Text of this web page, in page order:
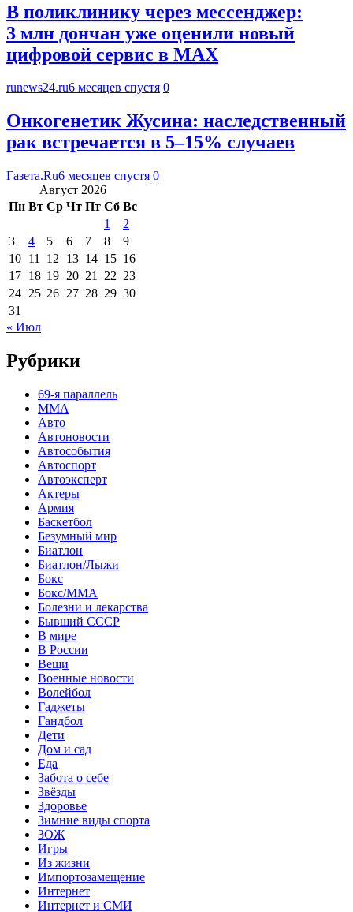
В поликлинику через мессенджер:
3 млн дончан уже оценили новый
цифровой сервис в MAX
runews24.ru6 месяцев спустя 0
Онкогенетик Жусина: наследственный
рак встречается в 5–15% случаев
Газета.Ru6 месяцев спустя 0
Август 2026
Пн Вт Ср Чт Пт Сб Вс
1
2
3
4 5 6 7 8
9
10 11 12 13 14 15 16
17 18 19 20 21 22 23
24 25 26 27 28 29 30
31
« Июл
Рубрики
69-я параллель
MMA
Авто
Автоновости
Автособытия
Автоспорт
Автоэксперт
Актеры
Армия
Баскетбол
Безумный мир
Биатлон
Биатлон/Лыжи
Бокс
Бокс/MMA
Болезни и лекарства
Бывший СССР
В мире
В России
Вещи
Военные новости
Волейбол
Гаджеты
Гандбол
Дети
Дом и сад
Еда
Забота о себе
Звёзды
Здоровье
Зимние виды спорта
ЗОЖ
Игры
Из жизни
Импортозамещение
Интернет
Интернет и СМИ